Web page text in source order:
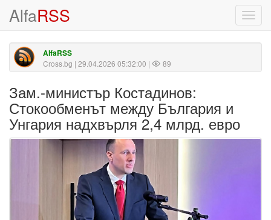
AlfaRSS
AlfaRSS
Cross.bg | 29.04.2026 05:32:00 | 89
Зам.-министър Костадинов:
Стокообменът между България и
Унгария надхвърля 2,4 млрд. евро